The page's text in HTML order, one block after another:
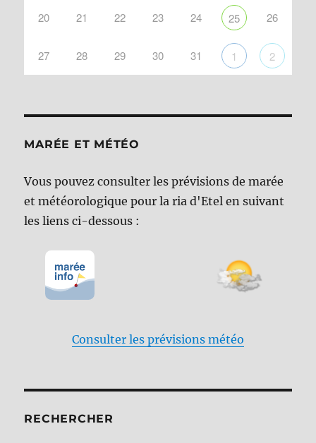
20 21 22 23 24 25 26
27 28 29 30 31 1 2
MARÉE ET MÉTÉO
Vous pouvez consulter les prévisions de marée
et météorologique pour la ria d'Etel en suivant
les liens ci-dessous :
Consulter les prévisions météo
RECHERCHER